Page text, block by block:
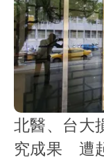
北醫、台大
究成果 遭